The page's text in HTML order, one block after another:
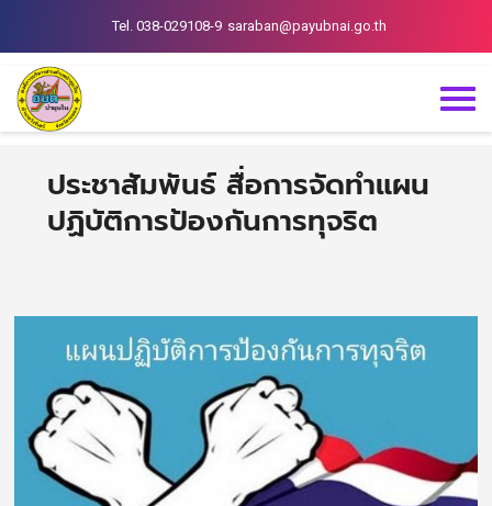
Tel. 038-029108-9 saraban@payubnai.go.th
ประชาสัมพันธ์ สื่อการจัดทำแผน
ปฏิบัติการป้องกันการทุจริต